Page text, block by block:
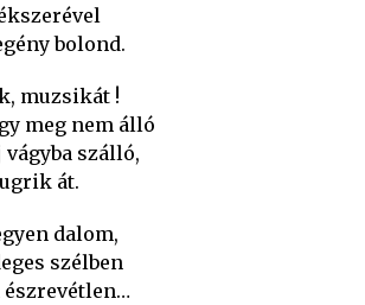
bolond.
muzsikát !
meg nem álló
szálló,
át.
dalom,
szélben